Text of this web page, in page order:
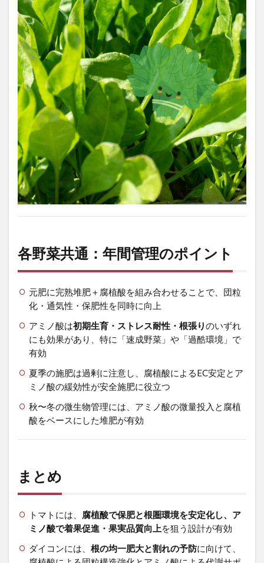
各野菜共通：年間管理のポイント
元肥に完熟堆肥＋腐植酸を組み合わせることで、団粒
化・通気性・保肥性を同時に向上
アミノ酸は初期生育・ストレス耐性・根張りのいずれ
にも効果があり、特に「速成野菜」や「過酷環境」で
有効
夏季の施肥は過剰に注意し、腐植酸によるEC安定とア
ミノ酸の緩効性が安全施肥に役立つ
秋〜冬の微生物管理には、アミノ酸の微量投入と腐植
酸をベースにした堆肥が有効
まとめ
トマトには、 腐植酸で保肥と根圏環境を安定化し、ア
ミノ酸で着果促進・果実品質向上を狙う設計が有効
ダイコンには、 根の均一肥大と割れの予防に向けて、